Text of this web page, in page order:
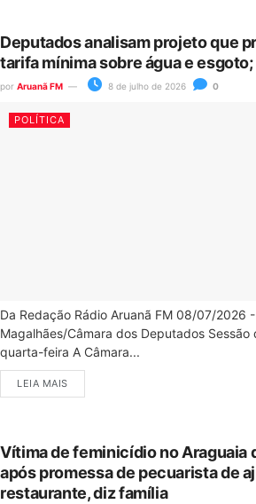
Deputados analisam projeto que
tarifa mínima sobre água e
por Aruanã FM 8 de julho de 2026 0
POLÍTICA
Da Redação Rádio Aruanã FM 08/07/2026
Magalhães/Câmara dos Deputados Sessão
quarta-feira A Câmara...
LEIA MAIS
Vítima de feminicídio no Araguaia
após promessa de pecuarista de
restaurante, diz família